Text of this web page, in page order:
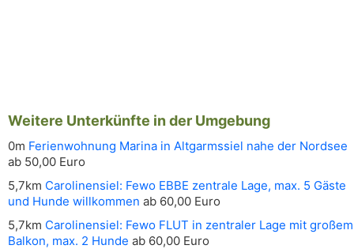
Weitere Unterkünfte in der Umgebung
0m Ferienwohnung Marina in Altgarmssiel nahe der Nordsee
ab 50,00 Euro
5,7km Carolinensiel: Fewo EBBE zentrale Lage, max. 5 Gäste
und Hunde willkommen ab 60,00 Euro
5,7km Carolinensiel: Fewo FLUT in zentraler Lage mit großem
Balkon, max. 2 Hunde ab 60,00 Euro